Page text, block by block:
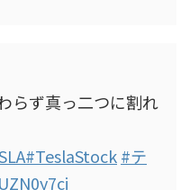
らず真っ二つに割れ
#TeslaStock#テ